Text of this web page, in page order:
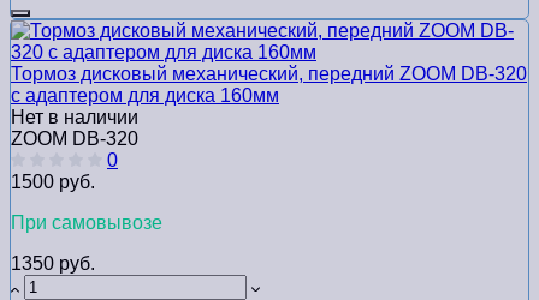
Тормоз дисковый механический, передний ZOOM DB-320
с адаптером для диска 160мм
Нет в наличии
ZOOM DB-320
0
1500 руб.
При самовывозе
1350 руб.